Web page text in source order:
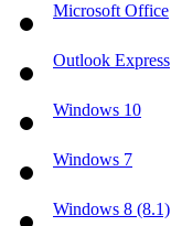
Microsoft Office
Outlook Express
Windows 10
Windows 7
Windows 8 (8.1)